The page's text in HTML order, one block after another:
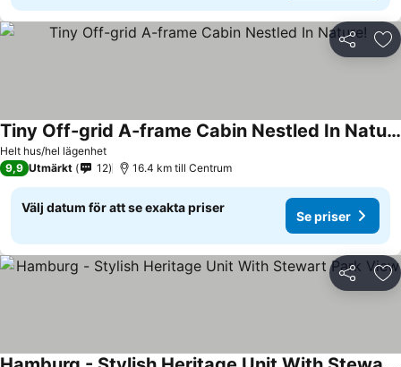
Dela
Helt hus/hel lägenhet
Tiny Off-grid A-frame Cabin Nestled In Nature!
9,9 Utmärkt 12 16.4 km till Centrum
Välj datum för att se exakta priser
Se priser
Dela